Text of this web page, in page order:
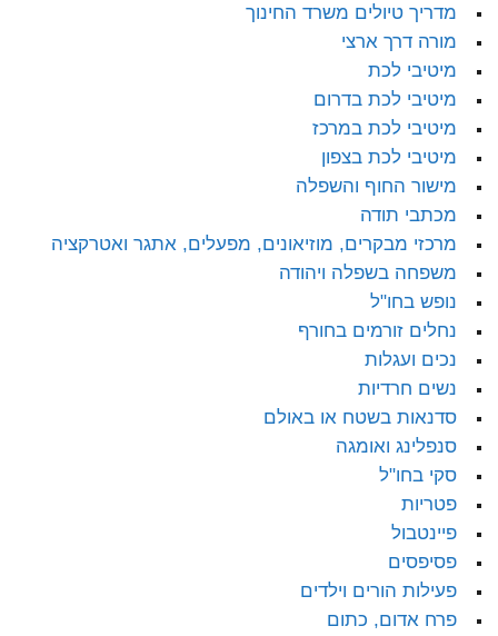
מדריך טיולים משרד החינוך
מורה דרך ארצי
מיטיבי לכת
מיטיבי לכת בדרום
מיטיבי לכת במרכז
מיטיבי לכת בצפון
מישור החוף והשפלה
מכתבי תודה
מרכזי מבקרים, מוזיאונים, מפעלים, אתגר ואטרקציה
משפחה בשפלה ויהודה
נופש בחו"ל
נחלים זורמים בחורף
נכים ועגלות
נשים חרדיות
סדנאות בשטח או באולם
סנפלינג ואומגה
סקי בחו"ל
פטריות
פיינטבול
פסיפסים
פעילות הורים וילדים
פרח אדום, כתום